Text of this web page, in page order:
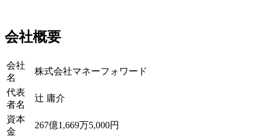
会社概要
会社
名
株式会社マネーフォワード
代表
者名
辻 庸介
資本
金
267億1,669万5,000円